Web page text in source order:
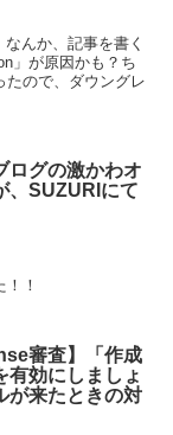
んか、記事を書く
」が原因かも？ち
たので、ダウングレ
ログの激かわオ
、SUZURIにて
！
審査】「作成
有効にしましょ
が来たときの対